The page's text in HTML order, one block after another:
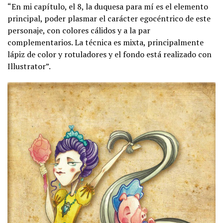
“En mi capítulo, el 8, la duquesa para mí es el elemento
principal, poder plasmar el carácter egocéntrico de este
personaje, con colores cálidos y a la par
complementarios. La técnica es mixta, principalmente
lápiz de color y rotuladores y el fondo está realizado con
Illustrator”.